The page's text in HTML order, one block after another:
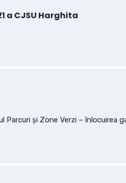
a CJSU Harghita
și Zone Verzi – înlocuirea